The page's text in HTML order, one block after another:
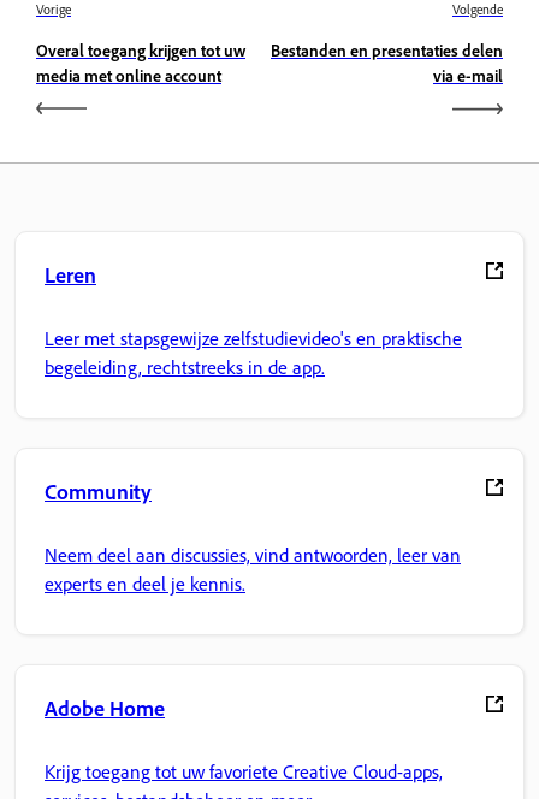
Vorige
Overal toegang krijgen tot uw
media met online account
Volgende
Bestanden en presentaties delen
via e-mail
Leren
Leer met stapsgewijze zelfstudievideo's en praktische
begeleiding, rechtstreeks in de app.
Community
Neem deel aan discussies, vind antwoorden, leer van
experts en deel je kennis.
Adobe Home
Krijg toegang tot uw favoriete Creative Cloud-apps,